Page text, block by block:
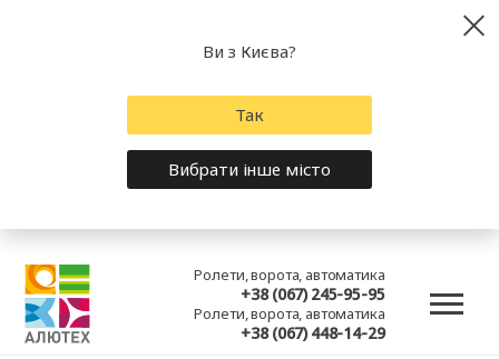
Ролети, ворота, автоматика
+38 (067) 245-95-95
Ролети, ворота, автоматика
+38 (067) 448-14-29
Ви з Києва?
Так
Вибрати інше місто